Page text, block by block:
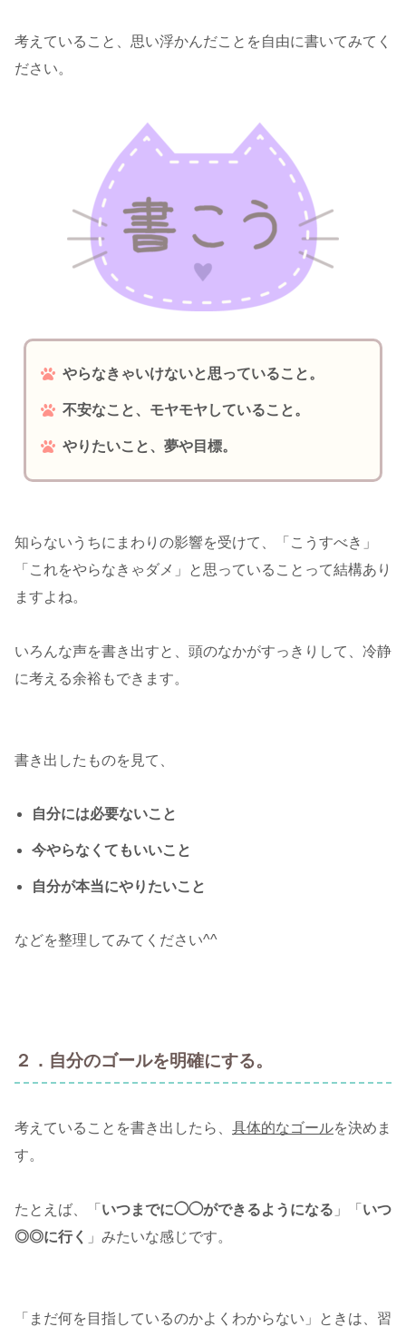
考えていること、思い浮かんだことを自由に書いてみてく
ださい。
やらなきゃいけないと思っていること。
不安なこと、モヤモヤしていること。
やりたいこと、夢や目標。
知らないうちにまわりの影響を受けて、「こうすべき」
「これをやらなきゃダメ」と思っていることって結構あり
ますよね。
いろんな声を書き出すと、頭のなかがすっきりして、冷静
に考える余裕もできます。
書き出したものを見て、
自分には必要ないこと
今やらなくてもいいこと
自分が本当にやりたいこと
などを整理してみてください^^
２．自分のゴールを明確にする。
考えていることを書き出したら、 具体的なゴールを決めま
す。
たとえば、「 いつまでに◯◯ができるようになる 」「 いつ
◎◎に行く
」みたいな感じです。
「まだ何を目指しているのかよくわからない」ときは、習